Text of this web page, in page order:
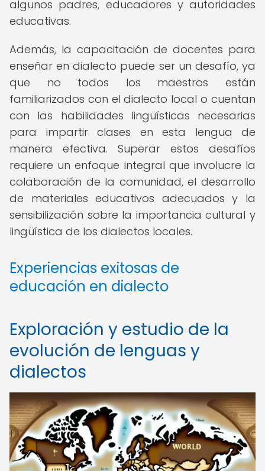
algunos padres, educadores y autoridades
educativas.
Además, la capacitación de docentes para
enseñar en dialecto puede ser un desafío, ya
que no todos los maestros están
familiarizados con el dialecto local o cuentan
con las habilidades lingüísticas necesarias
para impartir clases en esta lengua de
manera efectiva. Superar estos desafíos
requiere un enfoque integral que involucre la
colaboración de la comunidad, el desarrollo
de materiales educativos adecuados y la
sensibilización sobre la importancia cultural y
lingüística de los dialectos locales.
Experiencias exitosas de
educación en dialecto
Exploración y estudio de la
evolución de lenguas y
dialectos